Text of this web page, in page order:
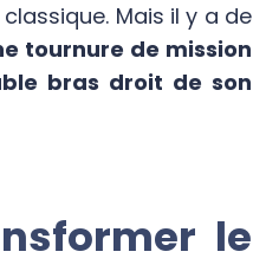
Mais il y a de
tournure de mission
bras droit de son
le